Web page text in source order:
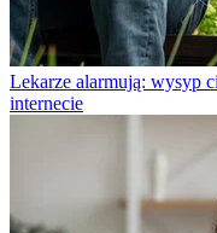
Lekarze alarmują: wysyp
internecie